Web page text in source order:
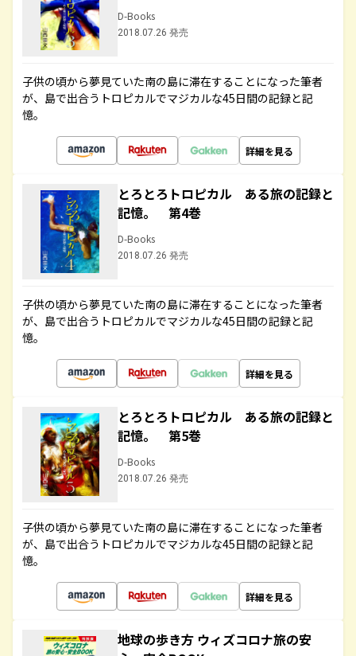
D-Books
2018.07.26 発売
子供の頃から夢見ていた南の島に滞在することになった筆者
が、島で出合うトロピカルでマジカルな45日間の記録と記
憶。
詳細を見る
とろとろトロピカル ある旅の記録と
記憶。 第4巻
D-Books
2018.07.26 発売
子供の頃から夢見ていた南の島に滞在することになった筆者
が、島で出合うトロピカルでマジカルな45日間の記録と記
憶。
詳細を見る
とろとろトロピカル ある旅の記録と
記憶。 第5巻
D-Books
2018.07.26 発売
子供の頃から夢見ていた南の島に滞在することになった筆者
が、島で出合うトロピカルでマジカルな45日間の記録と記
憶。
詳細を見る
地球の歩き方 ウィズコロナ旅の安